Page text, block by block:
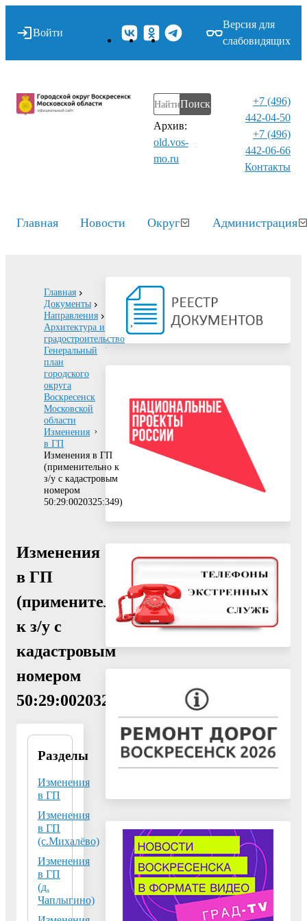
Войти
Версия для
слабовидящих
Поиск
Архив:
old.vos-
mo.ru
+7 (496)
442-04-50
+7 (496)
442-06-66
Контакты⁠
Главная Новости Округ Администрация
Главная
Документы
Направления
Архитектура и
градостроительство
Генеральный
план
городского
округа
Воскресенск
Московской
области
Изменения
в ГП
Изменения в ГП
(применительно к
з/у с кадастровым
номером
50:29:0020325:349)
Изменения
в ГП
(применительно
к з/у с
кадастровым
номером
50:29:0020325:349)
Разделы
Изменения
в ГП
Изменения
в ГП
(с.Михалёво)
Изменения
в ГП
(д.
Чаплыгино)
Управление
архитектуры и
Московской
области
140200, Московская
область, г.
Воскресенск,
пл.Советская, д.4б